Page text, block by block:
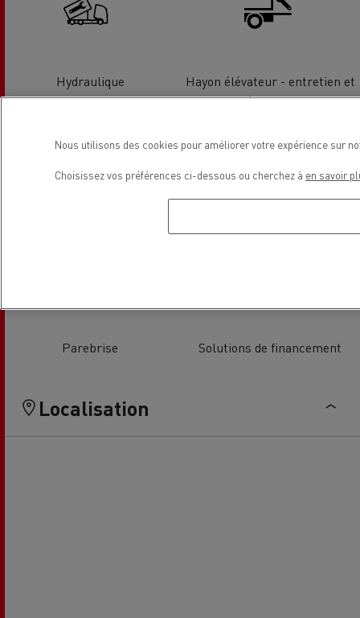
Hydraulique
Hayon élévateur - entretien et
réparation
Parebrise Solutions de financement
Localisation
Nous utilisons des cookies pour améliorer votre expérience sur
Choisissez vos préférences ci-dessous ou cherchez à en savoir